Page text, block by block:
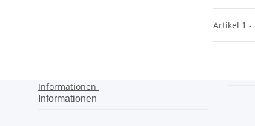
Artikel 1 -
Informationen
Informationen